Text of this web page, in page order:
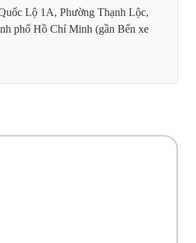
Lộ 1A, Phường Thạnh Lộc,
phố Hồ Chí Minh (gần Bến xe